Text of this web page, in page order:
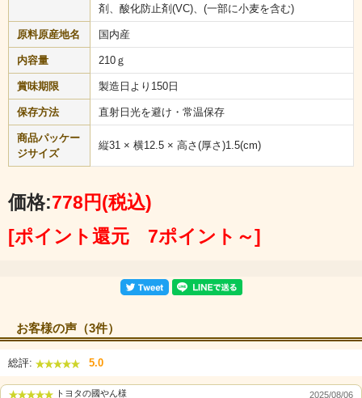
剤、酸化防止剤(VC)、(一部に小麦を含む)
原料原産地名 国内産
内容量 210ｇ
賞味期限 製造日より150日
保存方法 直射日光を避け・常温保存
商品パッケー
ジサイズ
縦31 × 横12.5 × 高さ(厚さ)1.5(cm)
価格:778円(税込)
[ポイント還元 7ポイント～]
お客様の声（3件）
総評: 5.0
トヨタの國やん様 2025/08/06